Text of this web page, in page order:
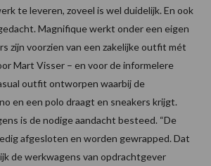
te leveren, zoveel is wel duidelijk. En ook
Magnifique werkt onder een eigen
zijn voorzien van een zakelijke outfit mét
Mart Visser – en voor de informelere
outfit ontworpen waarbij de
en een polo draagt en sneakers krijgt.
is de nodige aandacht besteed. “De
afgesloten en worden gewrapped. Dat
de werkwagens van opdrachtgever